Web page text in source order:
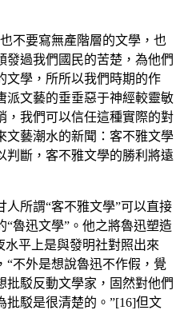
不要寫無產階層的文學，也
發過我們國民的苦楚，為他們
文學，所所以我們時期的作
文藝的垂垂惡于神經較靈敏
，我們可以信任這種實際的對
文藝潮水的新聞：客不雅文學
判斷，客不雅文學的勝利將遠
人所謂“客不雅文學”可以直接
“魯迅文學”。他之將魯迅塑造
水平上是與發明社對照出來
“不外是想說魯迅不作假，覺
批駁反動文學家，固然對他們
批駁是很清楚的。”[16]但文